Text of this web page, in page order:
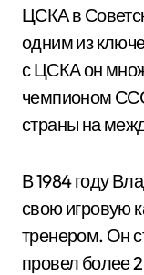
ЦСКА в
одним из
с ЦСКА он
чемпионом
страны на
В 1984 году
свою игровую
тренером. Он
провел более